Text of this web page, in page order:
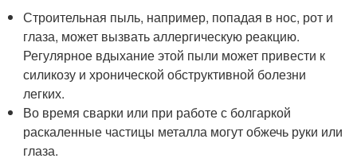
Строительная пыль, например, попадая в нос, рот и
глаза, может вызвать аллергическую реакцию.
Регулярное вдыхание этой пыли может привести к
силикозу и хронической обструктивной болезни
легких.
Во время сварки или при работе с болгаркой
раскаленные частицы металла могут обжечь руки или
глаза.